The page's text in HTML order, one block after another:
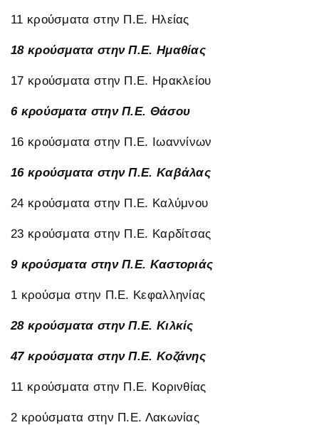
11 κρούσματα στην Π.Ε. Ηλείας
18 κρούσματα στην Π.Ε. Ημαθίας
17 κρούσματα στην Π.Ε. Ηρακλείου
6 κρούσματα στην Π.Ε. Θάσου
16 κρούσματα στην Π.Ε. Ιωαννίνων
16 κρούσματα στην Π.Ε. Καβάλας
24 κρούσματα στην Π.Ε. Καλύμνου
23 κρούσματα στην Π.Ε. Καρδίτσας
9 κρούσματα στην Π.Ε. Καστοριάς
1 κρούσμα στην Π.Ε. Κεφαλληνίας
28 κρούσματα στην Π.Ε. Κιλκίς
47 κρούσματα στην Π.Ε. Κοζάνης
11 κρούσματα στην Π.Ε. Κορινθίας
2 κρούσματα στην Π.Ε. Λακωνίας